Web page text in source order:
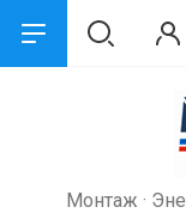
Монтаж ·